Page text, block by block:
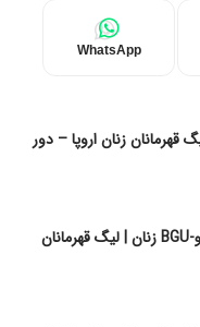
WhatsApp
زنان اروپا – دور
پیش‌بینی و تحلیل بریدا بلیک زنان – دینامو-BGU زنان | لیگ قهرمانان